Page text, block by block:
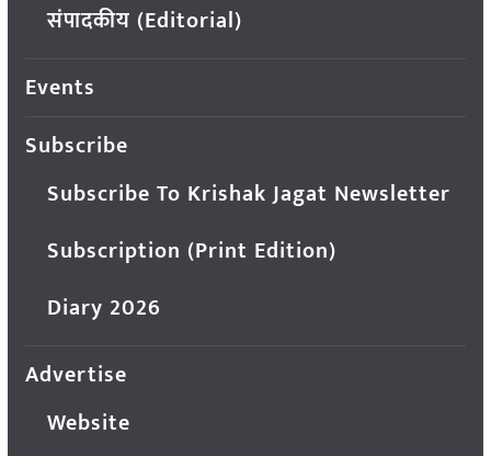
संपादकीय (Editorial)
Events
Subscribe
Subscribe To Krishak Jagat Newsletter
Subscription (Print Edition)
Diary 2026
Advertise
Website